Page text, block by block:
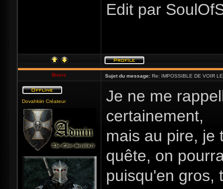
Edit par
Bioris Sujet du message: Re: IMPOSSIBLE DE VOIR
Dovahkiin Créateur
Je ne me
certainement,
mais au pire, je
quête, on
puisqu'en